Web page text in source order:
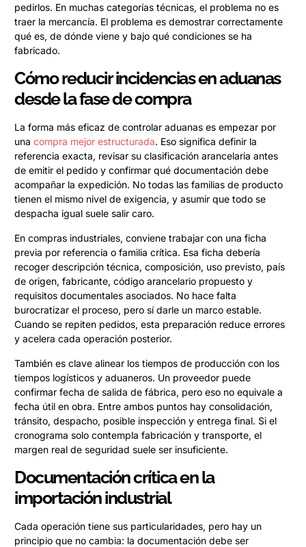
pedirlos. En muchas categorías técnicas, el problema no es
traer la mercancía. El problema es demostrar correctamente
qué es, de dónde viene y bajo qué condiciones se ha
fabricado.
Cómo reducir incidencias en aduanas
desde la fase de compra
La forma más eficaz de controlar aduanas es empezar por
una compra mejor estructurada. Eso significa definir la
referencia exacta, revisar su clasificación arancelaria antes
de emitir el pedido y confirmar qué documentación debe
acompañar la expedición. No todas las familias de producto
tienen el mismo nivel de exigencia, y asumir que todo se
despacha igual suele salir caro.
En compras industriales, conviene trabajar con una ficha
previa por referencia o familia crítica. Esa ficha debería
recoger descripción técnica, composición, uso previsto, país
de origen, fabricante, código arancelario propuesto y
requisitos documentales asociados. No hace falta
burocratizar el proceso, pero sí darle un marco estable.
Cuando se repiten pedidos, esta preparación reduce errores
y acelera cada operación posterior.
También es clave alinear los tiempos de producción con los
tiempos logísticos y aduaneros. Un proveedor puede
confirmar fecha de salida de fábrica, pero eso no equivale a
fecha útil en obra. Entre ambos puntos hay consolidación,
tránsito, despacho, posible inspección y entrega final. Si el
cronograma solo contempla fabricación y transporte, el
margen real de seguridad suele ser insuficiente.
Documentación crítica en la
importación industrial
Cada operación tiene sus particularidades, pero hay un
principio que no cambia: la documentación debe ser